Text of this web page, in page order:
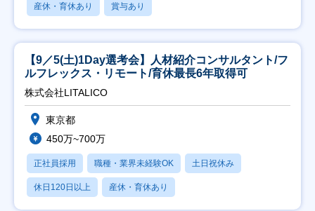
産休・育休あり 賞与あり
【9／5(土)1Day選考会】人材紹介コンサルタント/フ
ルフレックス・リモート/育休最長6年取得可
株式会社LITALICO
東京都
450万~700万
正社員採用 職種・業界未経験OK 土日祝休み
休日120日以上 産休・育休あり